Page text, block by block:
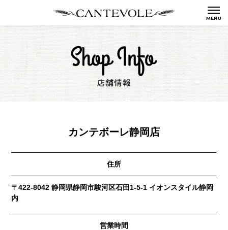
カンテボーレ静岡店
住所
〒422-8042 静岡県静岡市駿河区石田1-5-1 イオンスタイル静岡
内
営業時間